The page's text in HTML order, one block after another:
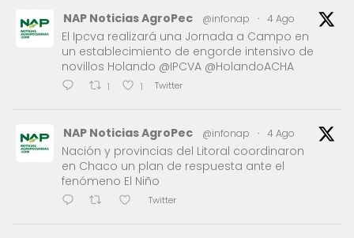
NAP Noticias AgroPec @infonap · 4 Ago
El Ipcva realizará una Jornada a Campo en
un establecimiento de engorde intensivo de
novillos Holando @IPCVA @HolandoACHA
1 1 Twitter
NAP Noticias AgroPec @infonap · 4 Ago
Nación y provincias del Litoral coordinaron
en Chaco un plan de respuesta ante el
fenómeno El Niño
Twitter